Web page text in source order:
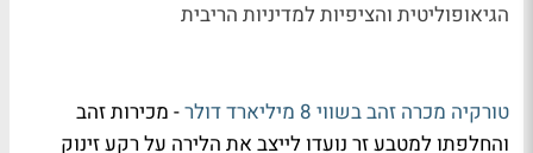
הגיאופוליטית והציפיות למדיניות הריבית
טורקיה מכרה זהב בשווי 8 מיליארד דולר
- מכירות זהב
והחלפתו למטבע זר נועדו לייצב את הלירה על רקע זינוק